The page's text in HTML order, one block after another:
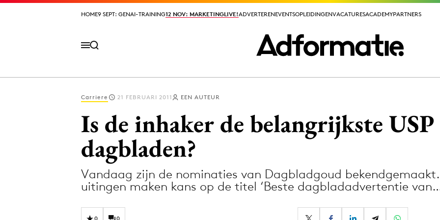
HOME9 SEPT: GENAI-TRAINING12 NOV: MARKETINGLIVE!ADVERTERENEVENTSOPLEIDINGENVACATURESACADEMYPARTNERS
HOME9 SEPT: GENAI-TRAINING12 NOV: MARKETINGLIVE!ADVERTERENEVENTSOPLEIDINGENVACATURESACADEMYPARTNERS
Design
Digital transformation
Media
Merkstrategie
PR
Carriere 21 FEBRUARI 2011 EEN AUTEUR
Is de inhaker de belangrijkste USP
dagbladen?
Vandaag zijn de nominaties van Dagbladgoud
uitingen maken kans op de titel ‘Beste dagbladadvertentie
0 0